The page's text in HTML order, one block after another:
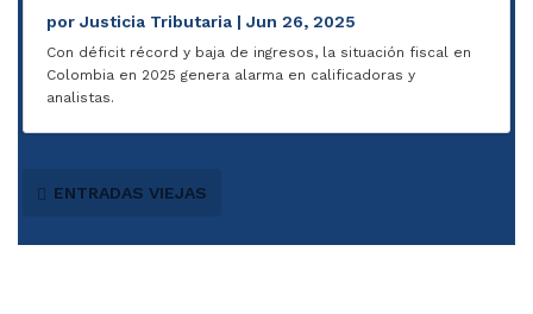
porJusticia Tributaria |Jun 26, 2025
Con déficit récord y baja de ingresos, la situación fiscal en
Colombia en 2025 genera alarma en calificadoras y
analistas.
ENTRADAS VIEJAS